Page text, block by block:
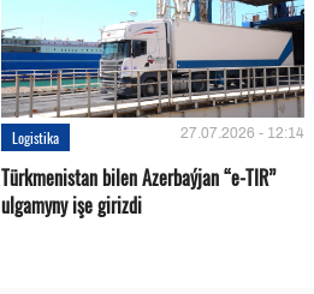
Logistika 27.07.2026 - 12:14
Türkmenistan bilen Azerbaýjan “e-TIR”
ulgamyny işe girizdi